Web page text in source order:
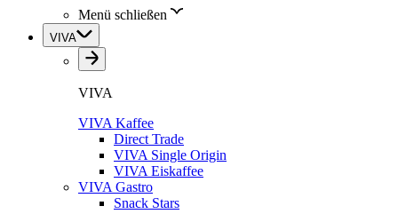
Menü schließen
VIVA
VIVA
VIVA Kaffee
Direct Trade
VIVA Single Origin
VIVA Eiskaffee
VIVA Gastro
Snack Stars